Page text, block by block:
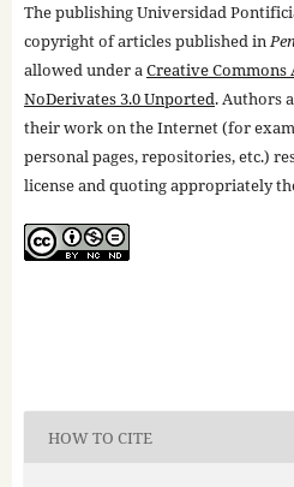
The publishing Universidad
copyright of articles published in
allowed under aCreative
NoDerivates 3.0 Unported. Authors
their work on the Internet (for
personal pages, repositories, etc.)
license and quoting appropriately
HOW TO CITE